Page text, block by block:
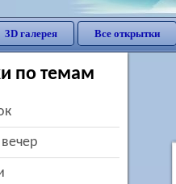
3D галерея Все открытки
по темам
вечер